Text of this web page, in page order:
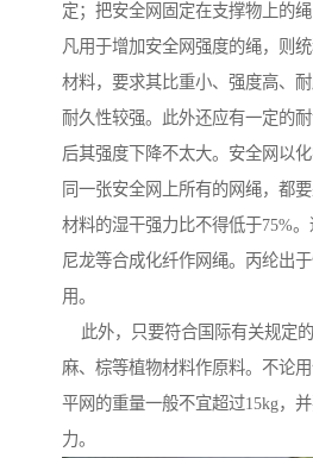
定；把安全网固定在支撑物上的绳
凡用于增加安全网强度的绳，则
材料，要求其比重小、强度高、
耐久性较强。此外还应有一定的
后其强度下降不太大。安全网以化
同一张安全网上所有的网绳，都
材料的湿干强力比不得低于75%
尼龙等合成化纤作网绳。丙纶出
用。
此外，只要符合国际有关规定的
麻、棕等植物材料作原料。不论
平网的重量一般不宜超过15kg，
力。